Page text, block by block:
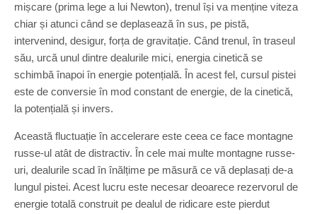
mișcare (prima lege a lui Newton), trenul își va menține viteza
chiar și atunci când se deplasează în sus, pe pistă,
intervenind, desigur, forța de gravitație. Când trenul, în traseul
său, urcă unul dintre dealurile mici, energia cinetică se
schimbă înapoi în energie potențială. În acest fel, cursul pistei
este de conversie în mod constant de energie, de la cinetică,
la potențială și invers.
Această fluctuație în accelerare este ceea ce face montagne
russe-ul atât de distractiv. În cele mai multe montagne russe-
uri, dealurile scad în înălțime pe măsură ce vă deplasați de-a
lungul pistei. Acest lucru este necesar deoarece rezervorul de
energie totală construit pe dealul de ridicare este pierdut